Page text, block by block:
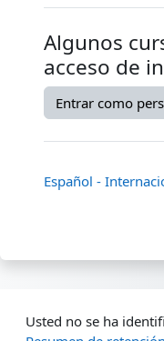
Algunos
acceso de
Entrar como
Español -
Usted no se ha